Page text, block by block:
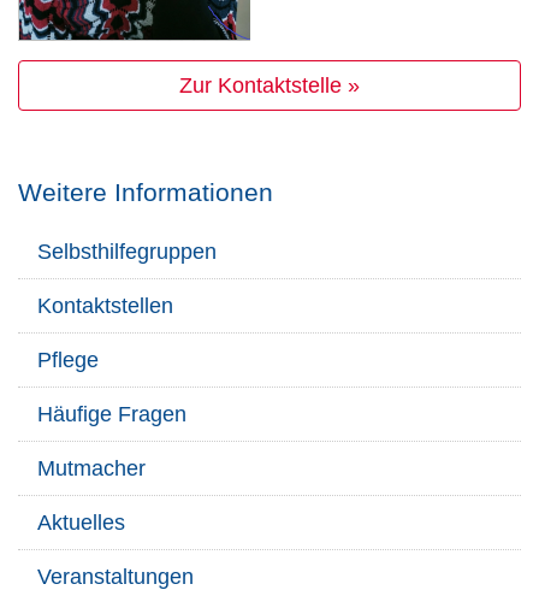
Zur Kontaktstelle »
Weitere Informationen
Selbsthilfegruppen
Kontaktstellen
Pflege
Häufige Fragen
Mutmacher
Aktuelles
Veranstaltungen